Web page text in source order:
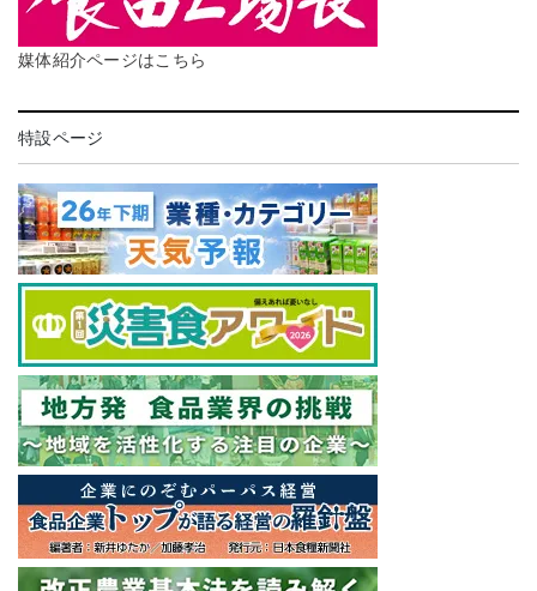
媒体紹介ページはこちら
特設ページ